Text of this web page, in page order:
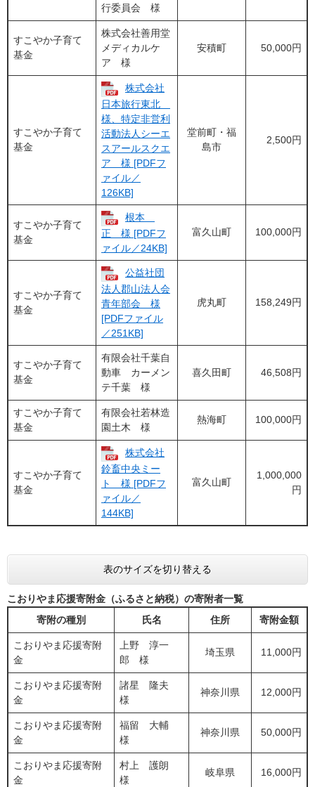
行委員会 様
すこやか子育て
基金
株式会社善用堂
メディカルケ
ア 様
安積町 50,000円
すこやか子育て
基金
株式会社
日本旅行東北
様、特定非営利
活動法人シーエ
スアールスクエ
ア 様 [PDFフ
ァイル／
126KB]
堂前町・福
島市
2,500円
すこやか子育て
基金
根本
正 様 [PDFフ
ァイル／24KB]
富久山町 100,000円
すこやか子育て
基金
公益社団
法人郡山法人会
青年部会 様
[PDFファイル
／251KB]
虎丸町 158,249円
すこやか子育て
基金
有限会社千葉自
動車 カーメン
テ千葉 様
喜久田町 46,508円
すこやか子育て
基金
有限会社若林造
園土木 様
熱海町 100,000円
すこやか子育て
基金
株式会社
鈴畜中央ミー
ト 様 [PDFフ
ァイル／
144KB]
富久山町
1,000,000
円
表のサイズを切り替える
こおりやま応援寄附金（ふるさと納税）の寄附者一覧
寄附の種別
氏名 住所 寄附金額
こおりやま応援寄附
金
上野 淳一
郎 様
埼玉県 11,000円
こおりやま応援寄附
金
諸星 隆夫
様
神奈川県 12,000円
こおりやま応援寄附
金
福留 大輔
様
神奈川県 50,000円
こおりやま応援寄附
金
村上 護朗
様
岐阜県 16,000円